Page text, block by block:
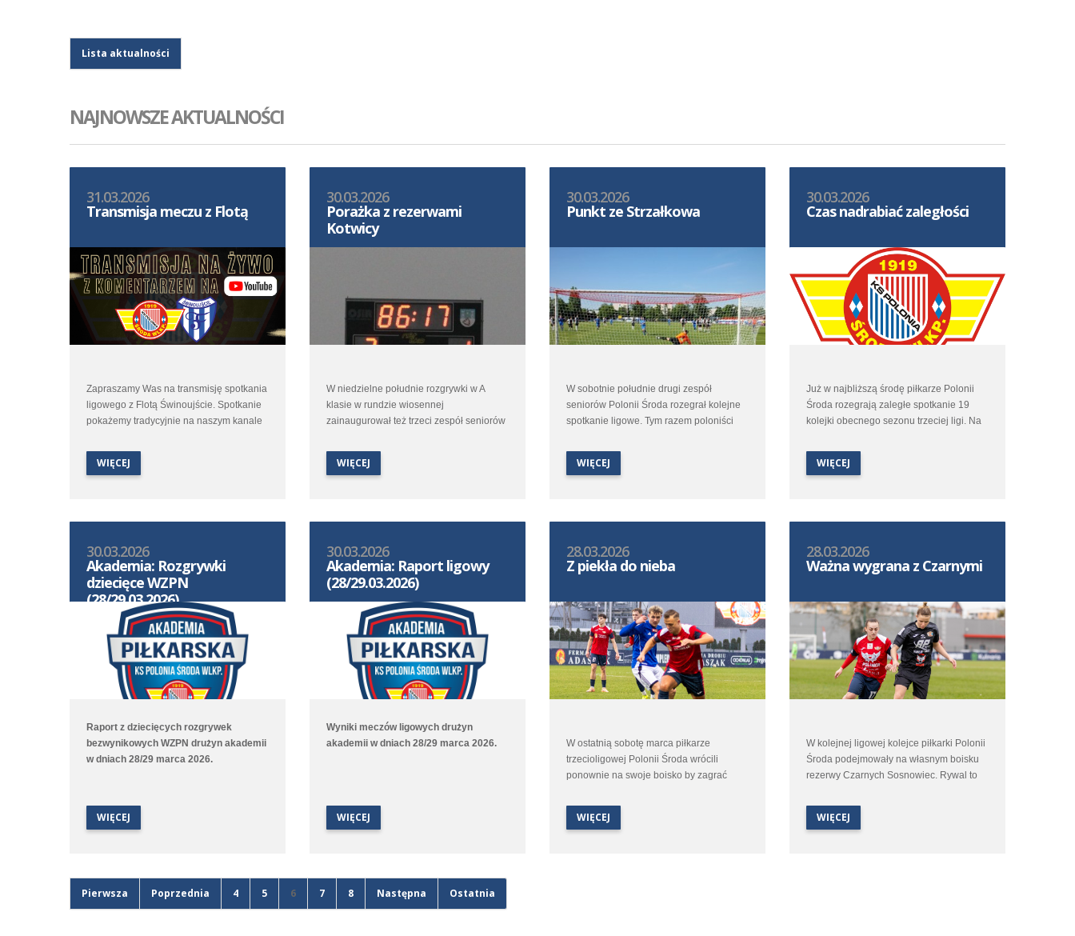
Lista aktualności
NAJNOWSZE AKTUALNOŚCI
31.03.2026
Transmisja meczu z Flotą
Zapraszamy Was na transmisję spotkania
ligowego z Flotą Świnoujście. Spotkanie
pokażemy tradycyjnie na naszym kanale
kwietnia o godzinie 16:50.
WIĘCEJ
30.03.2026
Porażka z rezerwami
Kotwicy
W niedzielne południe rozgrywki w A
klasie w rundzie wiosennej
zainaugurował też trzeci zespół seniorów
Łukasza Kaczałki udała się do Kórnika
aby zmierzyć się z rezerwami
WIĘCEJ
30.03.2026
Punkt ze Strzałkowa
W sobotnie południe drugi zespół
seniorów Polonii Środa rozegrał kolejne
spotkanie ligowe. Tym razem poloniści
tamtejszym Polaninem.
WIĘCEJ
30.03.2026
Czas nadrabiać zaległości
Już w najbliższą środę piłkarze Polonii
Środa rozegrają zaległe spotkanie 19
kolejki obecnego sezonu trzeciej ligi. Na
Flotę Świnoujście. Wstęp na to spotkanie
tradycyjnie jest wolny.
WIĘCEJ
30.03.2026
Akademia: Rozgrywki
dziecięce WZPN
(28/29.03.2026)
Raport z dziecięcych rozgrywek
bezwynikowych WZPN drużyn akademii
w dniach 28/29 marca 2026.
WIĘCEJ
30.03.2026
Akademia: Raport ligowy
(28/29.03.2026)
Wyniki meczów ligowych drużyn
akademii w dniach 28/29 marca 2026.
WIĘCEJ
28.03.2026
Z piekła do nieba
W ostatnią sobotę marca piłkarze
trzecioligowej Polonii Środa wrócili
ponownie na swoje boisko by zagrać
była Cartusia Kartuzy. Jesienią w
Kartuzach w starciu obu ekip był remis 1:1
WIĘCEJ
28.03.2026
Ważna wygrana z Czarnymi
W kolejnej ligowej kolejce piłkarki Polonii
Środa podejmowały na własnym boisku
rezerwy Czarnych Sosnowiec. Rywal to
głównie od posiłków z pierwszego
zespołu. Czarne potrafiły w tej rundzie
WIĘCEJ
Pierwsza Poprzednia 4 5 6 7 8 Następna Ostatnia